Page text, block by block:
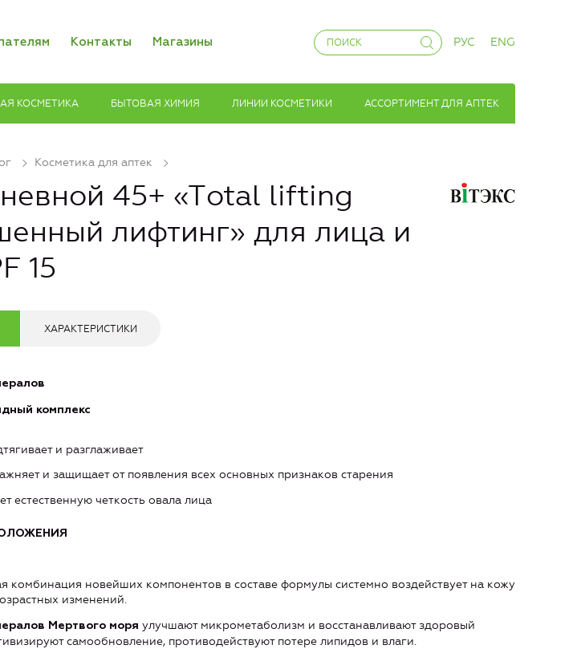
Контакты Магазины РУС ENG
КОСМЕТИКА БЫТОВАЯ ХИМИЯ ЛИНИИ КОСМЕТИКИ АССОРТИМЕНТ ДЛЯ АПТЕК
Косметика для аптек
45+ «Тotal lifting
лифтинг» для лица и
15
ХАРАКТЕРИСТИКИ
комплекс
и разглаживает
и защищает от появления всех основных признаков старения
естественную четкость овала лица
комбинация новейших компонентов в составе формулы системно воздействует на кожу
изменений.
Мертвого моря улучшают микрометаболизм и восстанавливают здоровый
самообновление, противодействуют потере липидов и влаги.